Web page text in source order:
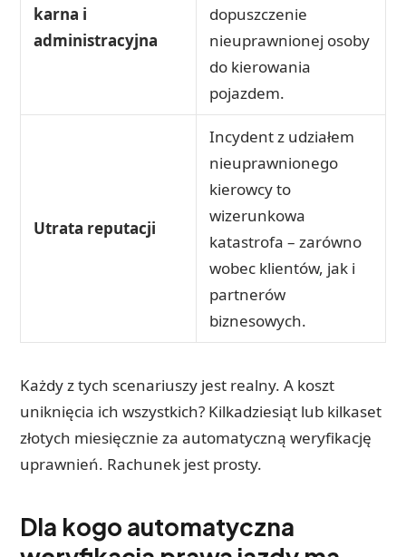
karna i
administracyjna
dopuszczenie
nieuprawnionej osoby
do kierowania
pojazdem.
Utrata reputacji
Incydent z udziałem
nieuprawnionego
kierowcy to
wizerunkowa
katastrofa – zarówno
wobec klientów, jak i
partnerów
biznesowych.
Każdy z tych scenariuszy jest realny. A koszt
uniknięcia ich wszystkich? Kilkadziesiąt lub kilkaset
złotych miesięcznie za automatyczną weryfikację
uprawnień. Rachunek jest prosty.
Dla kogo automatyczna